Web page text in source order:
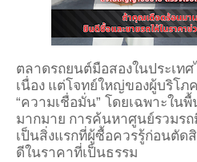
ตลาดรถยนต์มือสองในประเท
เนื่อง แต่โจทย์ใหญ่ของผู้บริโภ
“ความเชื่อมั่น” โดยเฉพาะใน
มากมาย การค้นหาศูนย์รวมร
เป็นสิ่งแรกที่ผู้ซื้อควรรู้ก่อนตัด
ดีในราคาที่เป็นธรรม